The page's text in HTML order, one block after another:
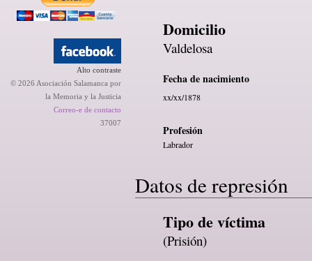
Alto contraste
© 2026 Asociación Salamanca por
la Memoria y la Justicia
Correo-e de contacto
37007
Domicilio
Valdelosa
Fecha de nacimiento
xx/xx/1878
Profesión
Labrador
Datos de represión
Tipo de víctima
(Prisión)